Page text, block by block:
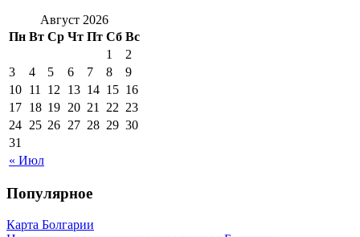
Август 2026
Пн Вт Ср Чт Пт Сб Вс
« Июл
1
2
3
4 5 6 7 8
9
10 11 12 13 14 15 16
17 18 19 20 21 22 23
24 25 26 27 28 29 30
31
Популярное
Карта Болгарии